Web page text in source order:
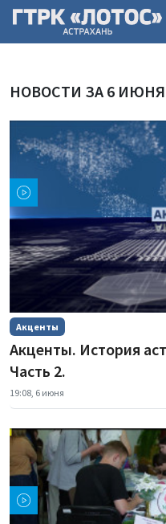
НОВОСТИ ЗА 6 ИЮНЯ
Акценты
Акценты. История
Часть 2.
19:08, 6 июня